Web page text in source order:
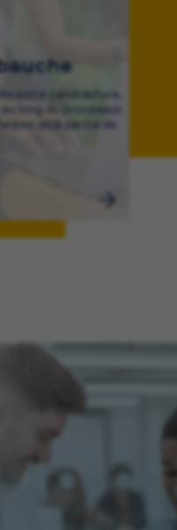
votre candidature,
long du processus
déjà partie de